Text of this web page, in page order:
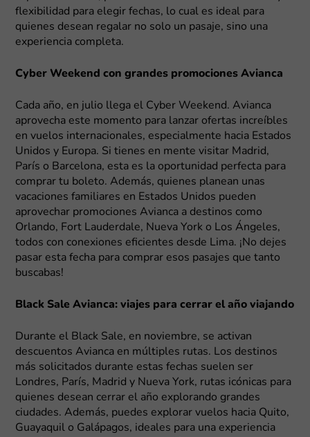
flexibilidad para elegir fechas, lo cual es ideal para
quienes desean regalar no solo un pasaje, sino una
experiencia completa.
Cyber Weekend con grandes promociones Avianca
Cada año, en julio llega el Cyber Weekend. Avianca
aprovecha este momento para lanzar ofertas increíbles
en vuelos internacionales, especialmente hacia Estados
Unidos y Europa. Si tienes en mente visitar Madrid,
París o Barcelona, esta es la oportunidad perfecta para
comprar tu boleto. Además, quienes planean unas
vacaciones familiares en Estados Unidos pueden
aprovechar promociones Avianca a destinos como
Orlando, Fort Lauderdale, Nueva York o Los Ángeles,
todos con conexiones eficientes desde Lima. ¡No dejes
pasar esta fecha para comprar esos pasajes que tanto
buscabas!
Black Sale Avianca: viajes para cerrar el año viajando
Durante el Black Sale, en noviembre, se activan
descuentos Avianca en múltiples rutas. Los destinos
más solicitados durante estas fechas suelen ser
Londres, París, Madrid y Nueva York, rutas icónicas para
quienes desean cerrar el año explorando grandes
ciudades. Además, puedes explorar vuelos hacia Quito,
Guayaquil o Galápagos, ideales para una experiencia